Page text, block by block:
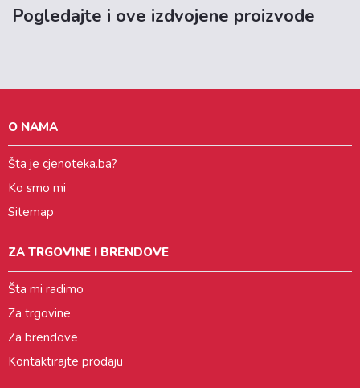
Pogledajte i ove izdvojene proizvode
O NAMA
Šta je cjenoteka.ba?
Ko smo mi
Sitemap
ZA TRGOVINE I BRENDOVE
Šta mi radimo
Za trgovine
Za brendove
Kontaktirajte prodaju